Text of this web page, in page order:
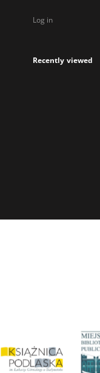
Log in
Recently viewed